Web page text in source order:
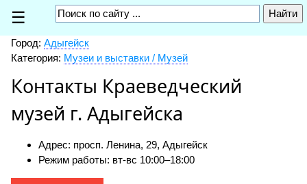
☰
Город: Адыгейск
Категория: Музеи и выставки / Музей
Контакты Краеведческий
музей г. Адыгейска
Адрес: просп. Ленина, 29, Адыгейск
Режим работы: вт-вс 10:00–18:00